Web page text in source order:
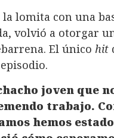
lomita con una
volvió a otorgar
El único hit
joven que
trabajo.
hemos